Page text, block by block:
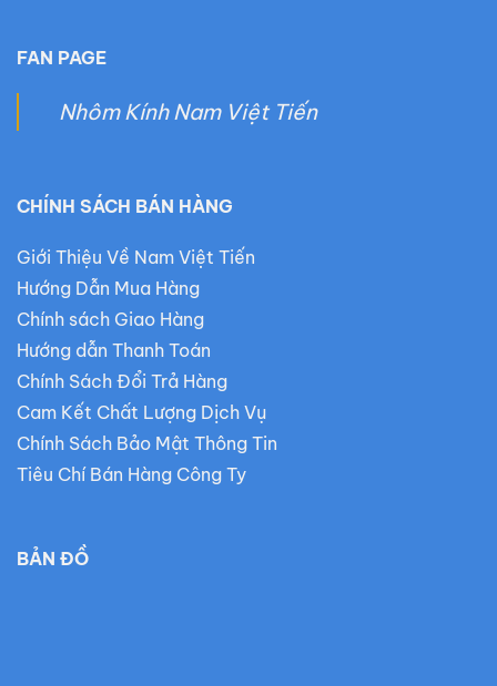
FAN PAGE
Nhôm Kính Nam Việt Tiến
CHÍNH SÁCH BÁN HÀNG
Giới Thiệu Về Nam Việt Tiến
Hướng Dẫn Mua Hàng
Chính sách Giao Hàng
Hướng dẫn Thanh Toán
Chính Sách Đổi Trả Hàng
Cam Kết Chất Lượng Dịch Vụ
Chính Sách Bảo Mật Thông Tin
Tiêu Chí Bán Hàng Công Ty
BẢN ĐỒ